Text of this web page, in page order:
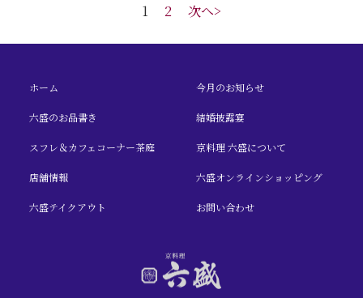
1 2 次へ>
ホーム 今月のお知らせ
六盛のお品書き 結婚披露宴
スフレ＆カフェコーナー茶庭 京料理 六盛について
店舗情報 六盛オンラインショッピング
六盛テイクアウト お問い合わせ